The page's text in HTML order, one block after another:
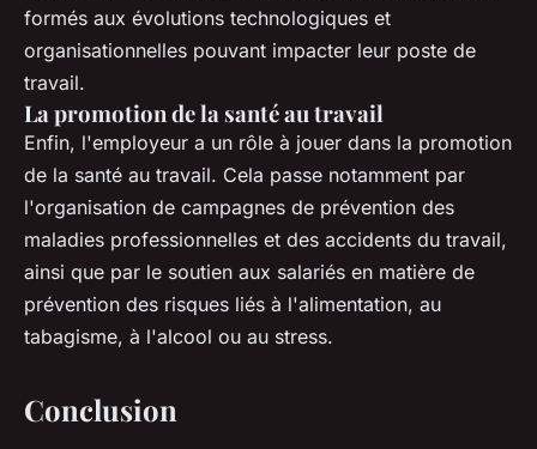
formés aux évolutions technologiques et
organisationnelles pouvant impacter leur poste de
travail.
La promotion de la santé au travail
Enfin, l'employeur a un rôle à jouer dans la promotion
de la santé au travail. Cela passe notamment par
l'organisation de campagnes de prévention des
maladies professionnelles et des accidents du travail,
ainsi que par le soutien aux salariés en matière de
prévention des risques liés à l'alimentation, au
tabagisme, à l'alcool ou au stress.
Conclusion